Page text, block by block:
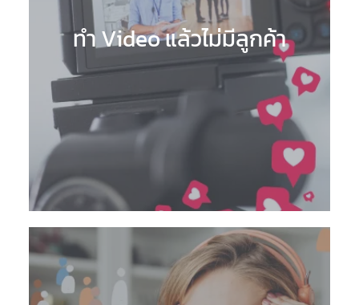
ทำ Video แล้วไม่มีลูกค้า